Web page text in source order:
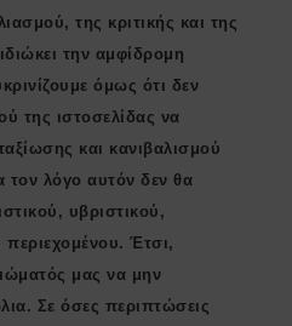
της κριτικής και της
την αμφίδρομη
όμως ότι δεν
της ιστοσελίδας να
και κανιβαλισμού
λόγο αυτόν δεν θα
υβριστικού,
περιεχομένου. Έτσι,
μας να μην
Σε όσες περιπτώσεις